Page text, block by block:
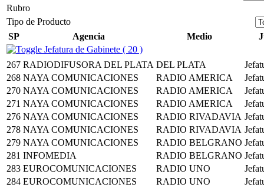
Rubro
Tipo de Producto
SP Agencia Medio
Jefatura de Gabinete ( 20 )
267 RADIODIFUSORA DEL PLATA DEL PLATA
268 NAYA COMUNICACIONES RADIO AMERICA
270 NAYA COMUNICACIONES RADIO AMERICA
271 NAYA COMUNICACIONES RADIO AMERICA
276 NAYA COMUNICACIONES RADIO RIVADAVIA
278 NAYA COMUNICACIONES RADIO RIVADAVIA
279 NAYA COMUNICACIONES RADIO BELGRANO
281 INFOMEDIA RADIO BELGRANO
283 EUROCOMUNICACIONES RADIO UNO
284 EUROCOMUNICACIONES RADIO UNO